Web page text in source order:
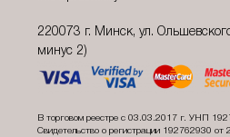
220073 г. Минск, ул.
минус 2)
В торговом реестре с 03.03.2017 г. УНП
Свидетельство о регистрации 192762930